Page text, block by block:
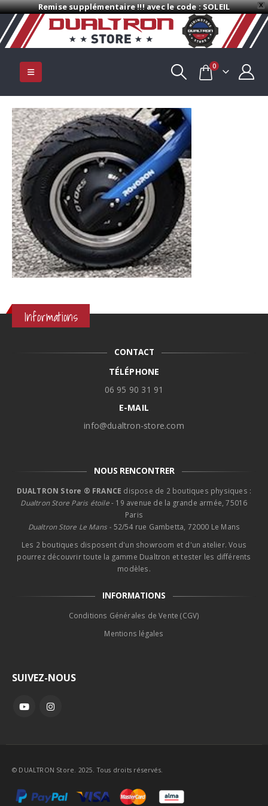
X
Remise supplémentaire !!! avec le code : SOLEIL
0
Informations
CONTACT
TÉLÉPHONE
06 95 90 31 91
E-MAIL
info@dualtron-store.com
NOUS RENCONTRER
DUALTRON Store ® FRANCE dispose de 2 boutiques physiques :
Dualtron Store Paris étoile- 19 avenue de la grande armée, 75016
Paris
Dualtron Store Le Mans - 52/54 rue Gambetta, 72000 Le Mans
Les 2 boutiques disposent d'un showroom et d'un atelier. Vous
pourrez découvrir toute la gamme Dualtron et tester les différents
modèles.
INFORMATIONS
Conditions Générales de Vente (CGV)
Mentions légales
SUIVEZ-NOUS
© DUALTRON Store. 2025. Tous droits réservés.